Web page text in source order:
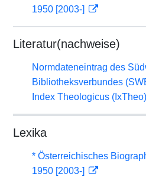
1950 [2003-]
Literatur(nachweise)
Normdateneintrag des
Bibliotheksverbundes
Index Theologicus (IxTheo)
Lexika
* Österreichisches
1950 [2003-]